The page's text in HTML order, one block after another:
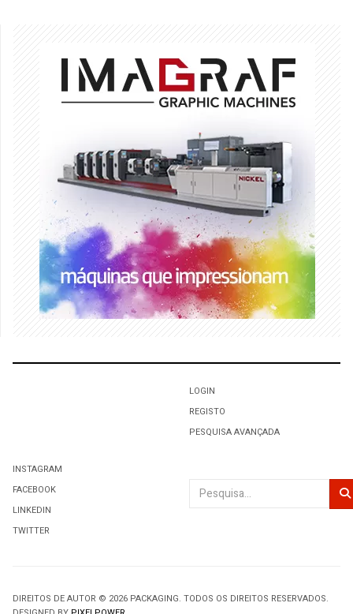
LOGIN
REGISTO
PESQUISA AVANÇADA
INSTAGRAM
FACEBOOK
LINKEDIN
TWITTER
Pesquisar
DIREITOS DE AUTOR © 2026 PACKAGING. TODOS OS DIREITOS RESERVADOS.